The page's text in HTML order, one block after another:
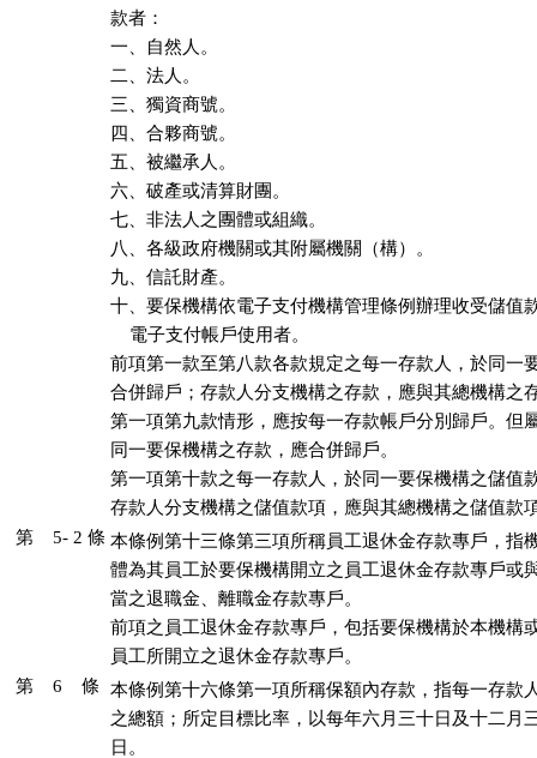
款者：
一、自然人。
二、法人。
三、獨資商號。
四、合夥商號。
五、被繼承人。
六、破產或清算財團。
七、非法人之團體或組織。
八、各級政府機關或其附屬機關（構）。
九、信託財產。
十、要保機構依電子支付機構管理條例辦理收受儲值
    電子支付帳戶使用者。
前項第一款至第八款各款規定之每一存款人，於同一
合併歸戶；存款人分支機構之存款，應與其總機構之
第一項第九款情形，應按每一存款帳戶分別歸戶。但
同一要保機構之存款，應合併歸戶。
第一項第十款之每一存款人，於同一要保機構之儲值
存款人分支機構之儲值款項，應與其總機構之儲值款
第 5- 2 條 本條例第十三條第三項所稱員工退休金存款專戶，指
體為其員工於要保機構開立之員工退休金存款專戶或
當之退職金、離職金存款專戶。
前項之員工退休金存款專戶，包括要保機構於本機構
員工所開立之退休金存款專戶。
第 6 條
本條例第十六條第一項所稱保額內存款，指每一存款
之總額；所定目標比率，以每年六月三十日及十二月
日。